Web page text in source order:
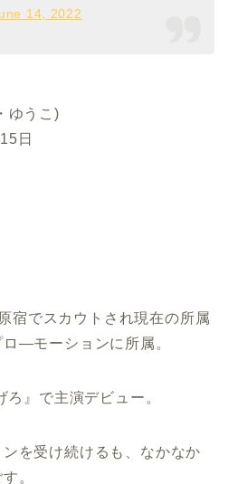
14, 2022
ゆうこ)
日
宿でスカウトされ現在の所属
―モーションに所属。
』で主演デビュー。
を受け続けるも、なかなか
。